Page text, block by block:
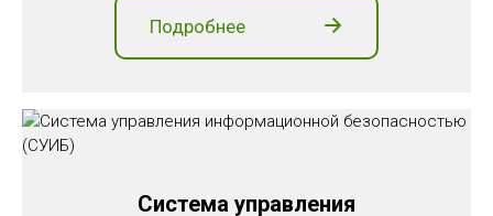
Подробнее
Система управления